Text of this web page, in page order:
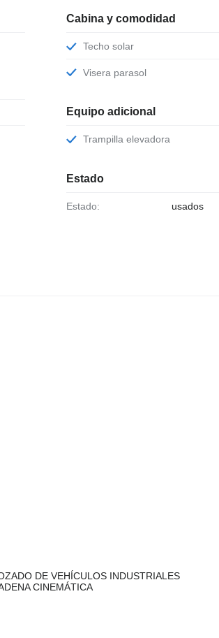
Cabina y comodidad
Techo solar
Visera parasol
Equipo adicional
Trampilla elevadora
Estado
Estado: usados
DE VEHÍCULOS INDUSTRIALES
CINEMÁTICA